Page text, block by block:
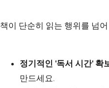
책이 단순히 읽는 행위를 넘
정기적인 '독서 시간' 확
만드세요.